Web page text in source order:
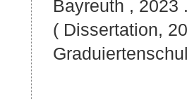
Bayreuth , 2023
( Dissertation,